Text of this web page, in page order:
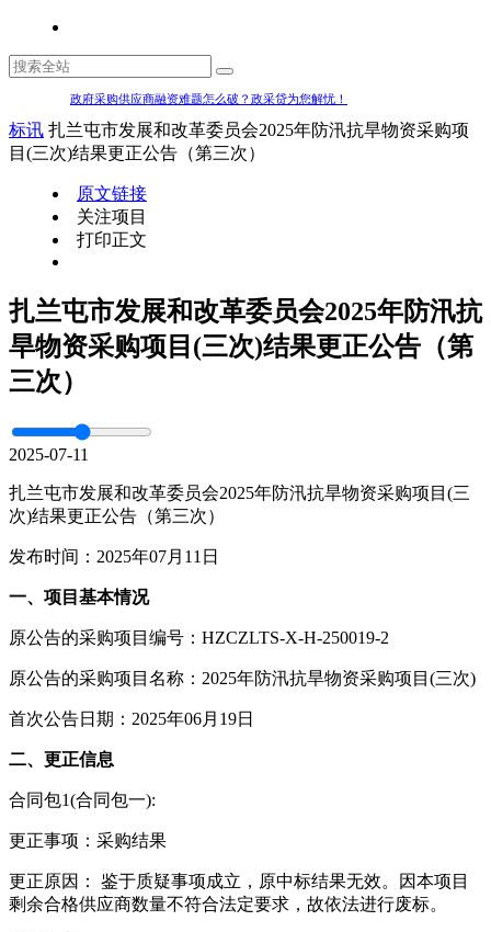
政府采购供应商融资难题怎么破？政采贷为您解忧！
标讯 扎兰屯市发展和改革委员会2025年防汛抗旱物资采购项
目(三次)结果更正公告（第三次）
原文链接
关注项目
打印正文
扎兰屯市发展和改革委员会2025年防汛抗
旱物资采购项目(三次)结果更正公告（第
三次）
2025-07-11
扎兰屯市发展和改革委员会2025年防汛抗旱物资采购项目(三
次)结果更正公告（第三次）
发布时间：2025年07月11日
一、项目基本情况
原公告的采购项目编号：HZCZLTS-X-H-250019-2
原公告的采购项目名称：2025年防汛抗旱物资采购项目(三次)
首次公告日期：2025年06月19日
二、更正信息
合同包1(合同包一):
更正事项：采购结果
更正原因： 鉴于质疑事项成立，原中标结果无效。因本项目
剩余合格供应商数量不符合法定要求，故依法进行废标。